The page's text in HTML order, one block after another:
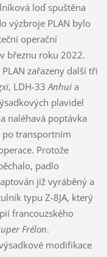
loď spuštěna
výzbroje PLAN bylo
operační
březnu roku 2022.
zařazeny další tři
, LDH-33 Anhuia
plavidel
naléhavá poptávka
po transportním
Protože
padlo
již vyráběný a
typu Z-8JA, který
francouzského
Frélon.
modifikace